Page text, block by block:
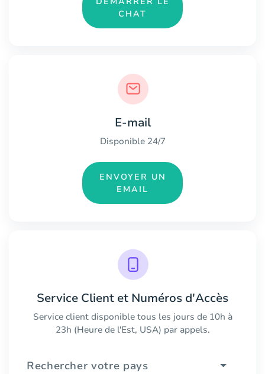
CHAT
E-mail
Disponible 24/7
ENVOYER UN
EMAIL
Service Client et Numéros d'Accès
Service client disponible tous les jours de 10h à
23h (Heure de l'Est, USA) par appels.
Rechercher votre pays